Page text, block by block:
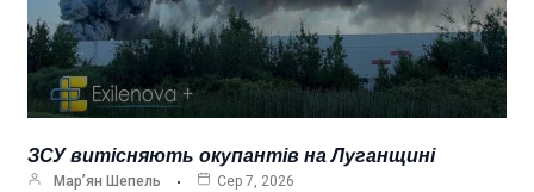
ЗСУ витісняють окупантів на Луганщині
Мар’ян Шепель Сер 7, 2026